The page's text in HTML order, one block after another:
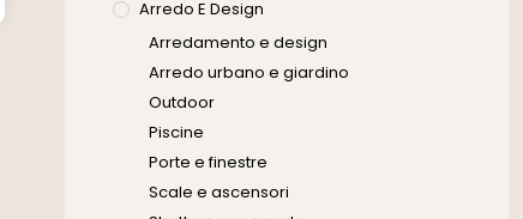
Arredo E Design
Arredamento e design
Arredo urbano e giardino
Outdoor
Piscine
Porte e finestre
Scale e ascensori